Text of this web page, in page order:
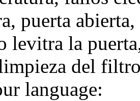
puerta
levitra la
del
language: